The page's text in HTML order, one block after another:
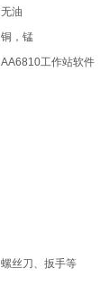
无油
铜，锰
AA6810工作站软件
螺丝刀、扳手等